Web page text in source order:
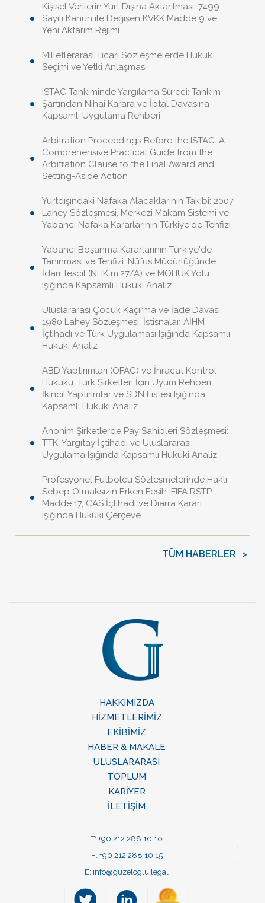
Kişisel Verilerin Yurt Dışına Aktarılması: 7499
Sayılı Kanun ile Değişen KVKK Madde 9 ve
Yeni Aktarım Rejimi
Milletlerarası Ticari Sözleşmelerde Hukuk
Seçimi ve Yetki Anlaşması
ISTAC Tahkiminde Yargılama Süreci: Tahkim
Şartından Nihai Karara ve İptal Davasına
Kapsamlı Uygulama Rehberi
Arbitration Proceedings Before the ISTAC: A
Comprehensive Practical Guide from the
Arbitration Clause to the Final Award and
Setting-Aside Action
Yurtdışındaki Nafaka Alacaklarının Takibi: 2007
Lahey Sözleşmesi, Merkezi Makam Sistemi ve
Yabancı Nafaka Kararlarının Türkiye'de Tenfizi
Yabancı Boşanma Kararlarının Türkiye'de
Tanınması ve Tenfizi: Nüfus Müdürlüğünde
İdari Tescil (NHK m.27/A) ve MÖHUK Yolu
Işığında Kapsamlı Hukuki Analiz
Uluslararası Çocuk Kaçırma ve İade Davası:
1980 Lahey Sözleşmesi, İstisnalar, AİHM
İçtihadı ve Türk Uygulaması Işığında Kapsamlı
Hukuki Analiz
ABD Yaptırımları (OFAC) ve İhracat Kontrol
Hukuku: Türk Şirketleri İçin Uyum Rehberi,
İkincil Yaptırımlar ve SDN Listesi Işığında
Kapsamlı Hukuki Analiz
Anonim Şirketlerde Pay Sahipleri Sözleşmesi:
TTK, Yargıtay İçtihadı ve Uluslararası
Uygulama Işığında Kapsamlı Hukuki Analiz
Profesyonel Futbolcu Sözleşmelerinde Haklı
Sebep Olmaksızın Erken Fesih: FIFA RSTP
Madde 17, CAS İçtihadı ve Diarra Kararı
Işığında Hukuki Çerçeve
TÜM HABERLER >
HAKKIMIZDA
HİZMETLERİMİZ
EKİBİMİZ
HABER & MAKALE
ULUSLARARASI
TOPLUM
KARİYER
İLETİŞİM
T: +90 212 288 10 10
F: +90 212 288 10 15
E: info@guzeloglu.legal